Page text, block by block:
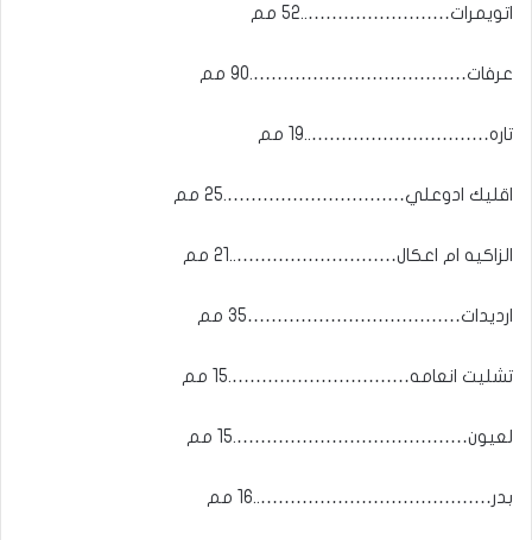
اتويمرات……………………..52 مم
عرفات……………………………….90 مم
تاره…………………………..19 مم
اقليك ادوعلي………………………….25 مم
الزاكيه ام اعكال………………………..21 مم
ارديدات………………………………35 مم
تشليت انعامه………………………….15 مم
لعيون………………………………….15 مم
بدر…………………………………..16 مم